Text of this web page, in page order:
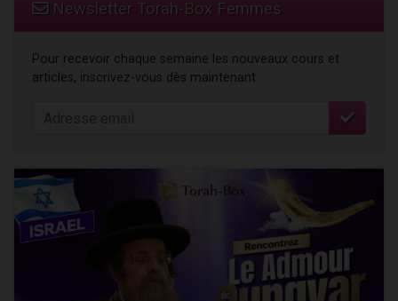
Newsletter Torah-Box Femmes
Pour recevoir chaque semaine les nouveaux cours et
articles, inscrivez-vous dès maintenant :